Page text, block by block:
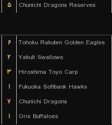
۵ Chunichi Dragons Reserves
۶
Tohoku Rakuten Golden Eagles
۲
Yakult Swallows
۳
Hiroshima Toyo Carp
۱
Fukuoka Softbank Hawks
۷
Chunichi Dragons
۱ Orix Buffaloes